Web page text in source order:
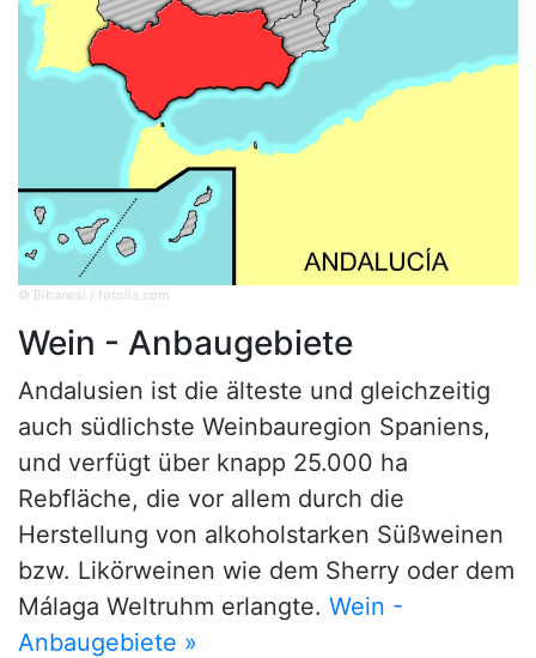
© Bibanesi / fotolia.com
Wein - Anbaugebiete
Andalusien ist die älteste und gleichzeitig
auch südlichste Weinbauregion Spaniens,
und verfügt über knapp 25.000 ha
Rebfläche, die vor allem durch die
Herstellung von alkoholstarken Süßweinen
bzw. Likörweinen wie dem Sherry oder dem
Málaga Weltruhm erlangte. Wein -
Anbaugebiete »